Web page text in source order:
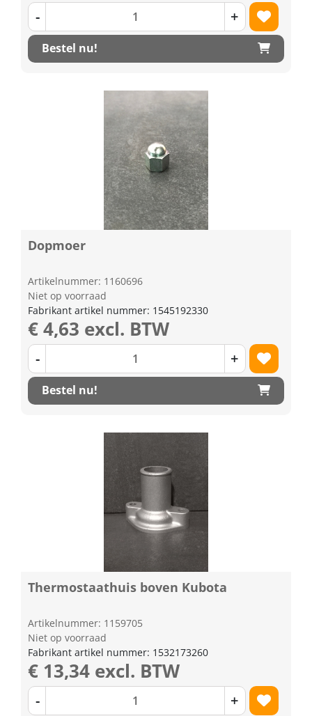
- +
Bestel nu!
Dopmoer
Artikelnummer: 1160696
Niet op voorraad
Fabrikant artikel nummer: 1545192330
€ 4,63 excl. BTW
- +
Bestel nu!
Thermostaathuis boven Kubota
Artikelnummer: 1159705
Niet op voorraad
Fabrikant artikel nummer: 1532173260
€ 13,34 excl. BTW
- +